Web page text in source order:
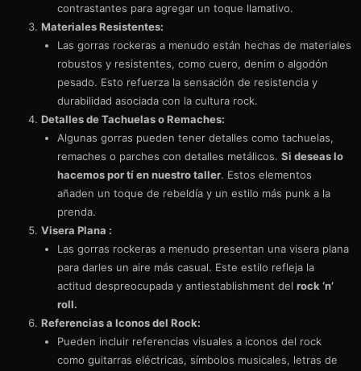
contrastantes para agregar un toque llamativo.
Materiales Resistentes:
Las gorras rockeras a menudo están hechas de materiales
robustos y resistentes, como cuero, denim o algodón
pesado. Esto refuerza la sensación de resistencia y
durabilidad asociada con la cultura rock.
Detalles de Tachuelas o Remaches:
Algunas gorras pueden tener detalles como tachuelas,
remaches o parches con detalles metálicos. Si deseas lo
hacemos por tí en nuestro taller. Estos elementos
añaden un toque de rebeldía y un estilo más punk a la
prenda.
Visera Plana :
Las gorras rockeras a menudo presentan una visera plana
para darles un aire más casual. Este estilo refleja la
actitud despreocupada y antiestablishment del rock ‘n’
roll.
Referencias a Iconos del Rock:
Pueden incluir referencias visuales a iconos del rock
como guitarras eléctricas, símbolos musicales, letras de